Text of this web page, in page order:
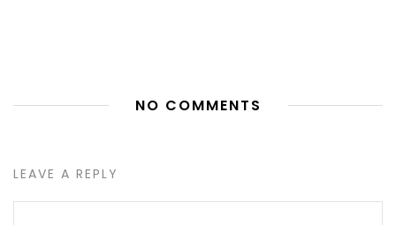
NO COMMENTS
LEAVE A REPLY